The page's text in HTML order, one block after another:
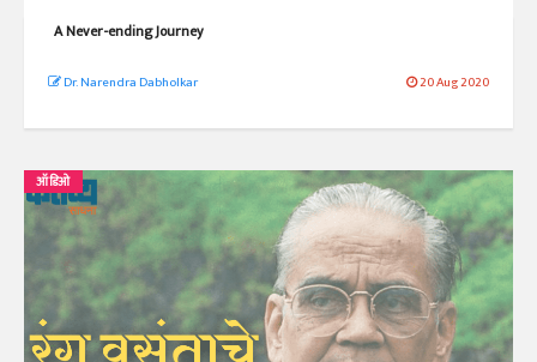
A Never-ending Journey
Dr. Narendra Dabholkar 20 Aug 2020
ऑडिओ